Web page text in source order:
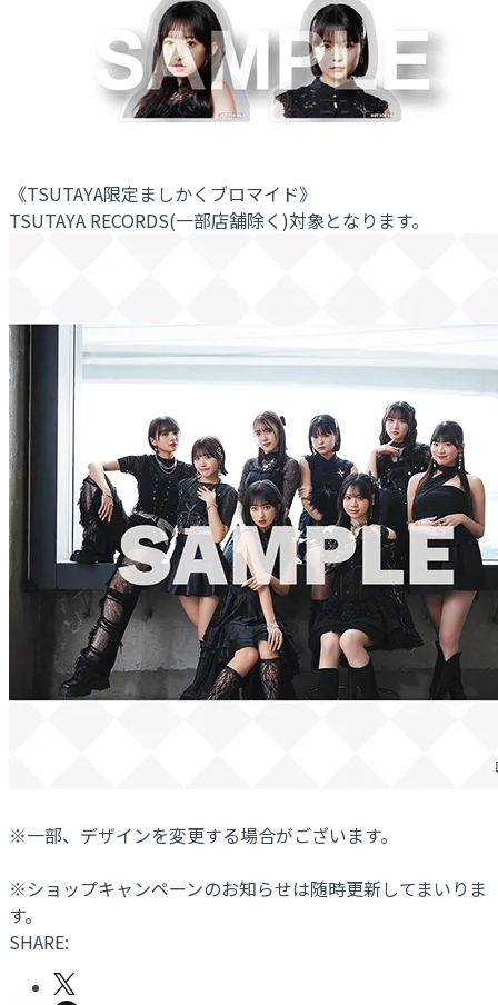
《TSUTAYA限定ましかくブロマイド》
TSUTAYA RECORDS(一部店舗除く)対象となります。
※一部、デザインを変更する場合がございます。
※ショップキャンペーンのお知らせは随時更新してまいりま
す。
SHARE: